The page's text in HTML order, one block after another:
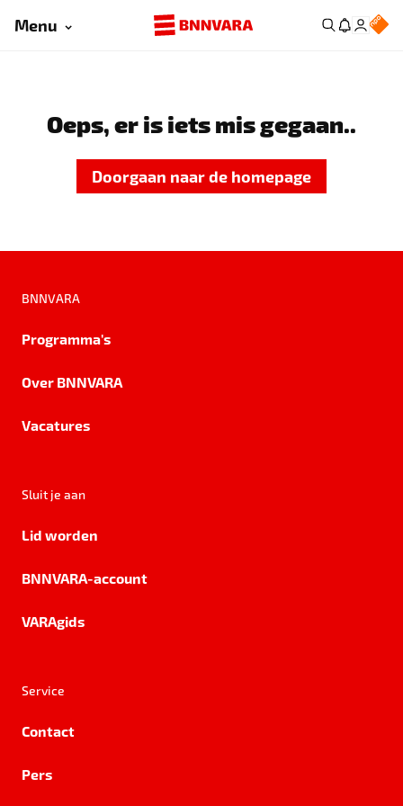
Menu
Oeps, er is iets mis gegaan..
Doorgaan naar de homepage
BNNVARA
Programma's
Over BNNVARA
Vacatures
Sluit je aan
Lid worden
BNNVARA-account
VARAgids
Service
Contact
Pers